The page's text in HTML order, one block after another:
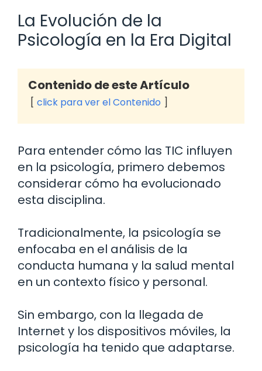
La Evolución de la
Psicología en la Era Digital
Contenido de este Artículo
click para ver el Contenido
Para entender cómo las TIC influyen
en la psicología, primero debemos
considerar cómo ha evolucionado
esta disciplina.
Tradicionalmente, la psicología se
enfocaba en el análisis de la
conducta humana y la salud mental
en un contexto físico y personal.
Sin embargo, con la llegada de
Internet y los dispositivos móviles, la
psicología ha tenido que adaptarse.